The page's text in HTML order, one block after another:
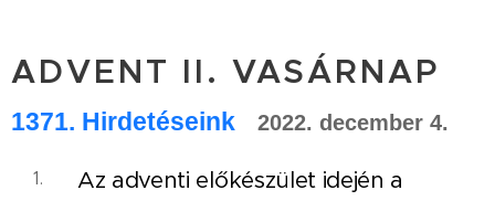
ADVENT II. VASÁRNAP
1371. Hirdetéseink 2022. december 4.
Az adventi előkészület idején a